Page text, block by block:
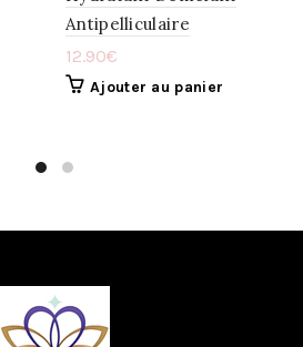
Antipelliculaire
12.90€
Ajouter au panier